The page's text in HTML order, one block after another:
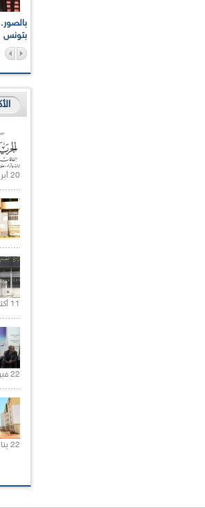
بتونس
20 أبريل 2021 |
11 أكتوبر 2020 |
22 فبراير 2021 |
22 يناير 2020 |